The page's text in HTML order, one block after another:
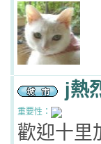
j熱
重要性：
歡迎十里